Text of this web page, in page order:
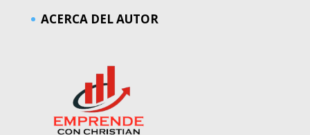
ACERCA DEL AUTOR